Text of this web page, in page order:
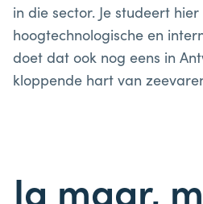
in die sector. Je studeert
hoogtechnologische en
doet dat ook nog eens in
kloppende hart van
Ja maar,